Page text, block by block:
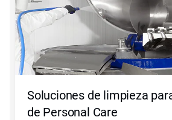
carrusel.
Utilice
los
botones
Posterior
Anterior
navegarSoluciones de limpieza
de Personal Care